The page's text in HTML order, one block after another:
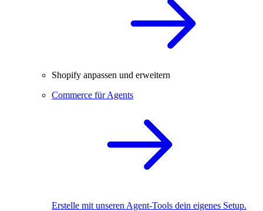
Shopify anpassen und erweitern
Commerce für Agents
Erstelle mit unseren Agent-Tools dein eigenes Setup.